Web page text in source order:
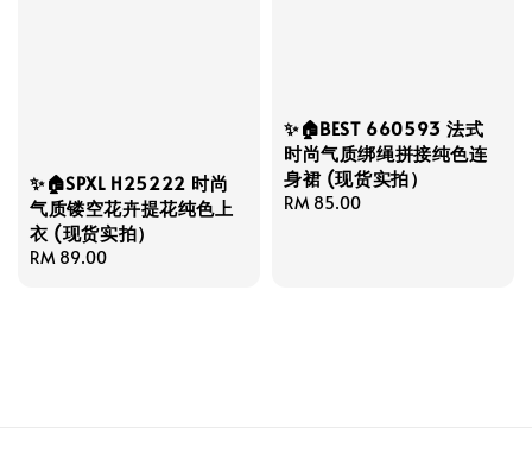
✨🏠SPXL H25222 时尚
气质镂空花卉提花纯色上
衣 (现货实拍）
Regular
RM 89.00
✨🏠BEST 660593 法式
时尚气质绑绳拼接纯色连
身裙 (现货实拍）
Regular
RM 85.00